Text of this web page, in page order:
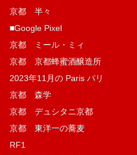
京都 半々
■Google Pixel
京都 ミール・ミィ
京都 京都蜂蜜酒醸造所
2023年11月の Paris パリ
京都 森学
京都 デュシタニ京都
京都 東洋一の蕎麦
RF1